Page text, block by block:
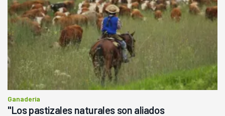
Ganadería
"Los pastizales naturales son aliados